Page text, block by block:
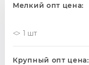
Мелкий опт цена:
1 шт
Крупный опт цена: